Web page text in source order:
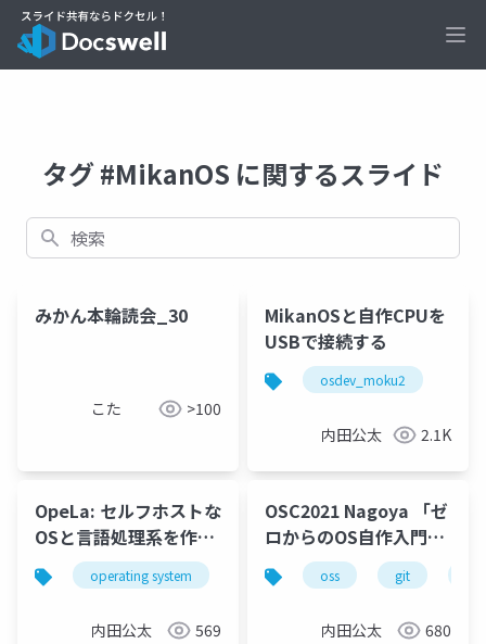
タグ #MikanOS に関するスライド
検索
みかん本輪読会_30
こた >100
MikanOSと自作CPUを
USBで接続する
osdev_moku2
内田公太 2.1K
OpeLa: セルフホストな
OSと言語処理系を作る
プロジェクトoperating system programming language
内田公太 569
OSC2021 Nagoya 「ゼ
ロからのOS自作入門」
の執筆を支える技術
oss git
内田公太 680